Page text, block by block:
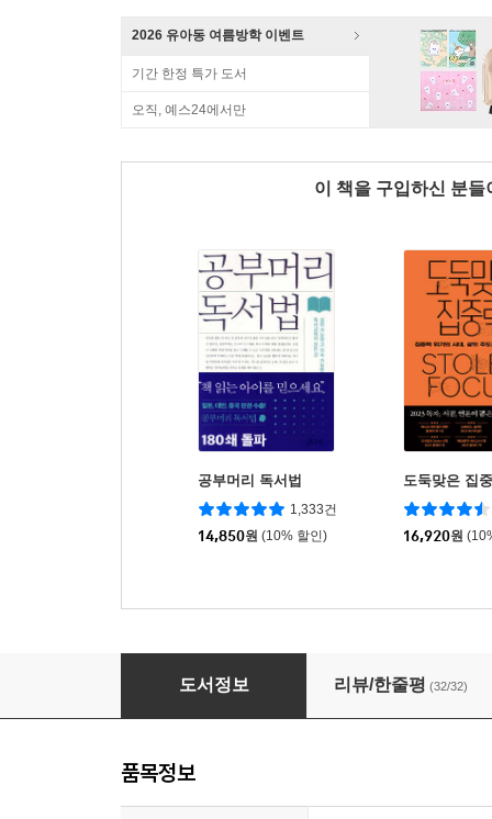
2026 유아동 여름방학 이벤트
기간 한정 특가 도서
오직, 예스24에서만
이 책을 구입하신 분
공부머리 독서법
1,333건
14,850원 (10% 할인)
도둑맞은 집
16,920원
서울대 의대 엄마는 이렇게 공부 시킵니다
도서정보 리뷰/한줄평 (32/32)
품목정보